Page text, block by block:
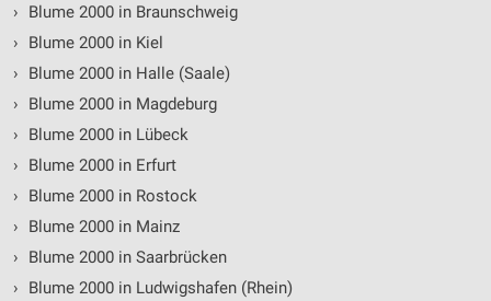
›
Blume 2000 in Braunschweig
›
Blume 2000 in Kiel
›
Blume 2000 in Halle (Saale)
›
Blume 2000 in Magdeburg
›
Blume 2000 in Lübeck
›
Blume 2000 in Erfurt
›
Blume 2000 in Rostock
›
Blume 2000 in Mainz
›
Blume 2000 in Saarbrücken
›
Blume 2000 in Ludwigshafen (Rhein)
Erstellung von Profilen für personalisierte
Verwendung von Profilen zur Auswahl
personalisierter Werbung
Erstellung von Profilen zur Personalisierung
von Inhalten
Verwendung von Profilen zur Auswahl
personalisierter Inhalte
Messung der Werbeleistung